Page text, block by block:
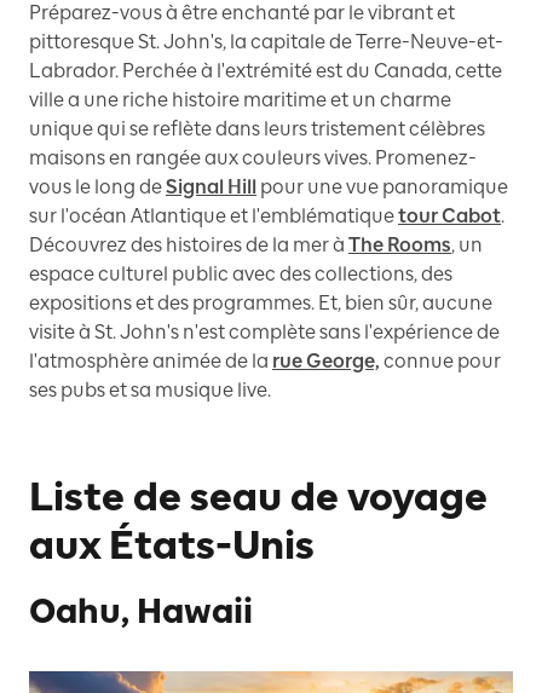
Préparez-vous à être enchanté par le vibrant et
pittoresque St. John's, la capitale de Terre-Neuve-et-
Labrador. Perchée à l'extrémité est du Canada, cette
ville a une riche histoire maritime et un charme
unique qui se reflète dans leurs tristement célèbres
maisons en rangée aux couleurs vives. Promenez-
vous le long deSignal Hill pour une vue panoramique
sur l'océan Atlantique et l'emblématiquetour Cabot.
Découvrez des histoires de la mer à The Rooms, un
espace culturel public avec des collections, des
expositions et des programmes. Et, bien sûr, aucune
visite à St. John's n'est complète sans l'expérience de
l'atmosphère animée de la rue George, connue pour
ses pubs et sa musique live.
Liste de seau de voyage
aux États-Unis
Oahu, Hawaii